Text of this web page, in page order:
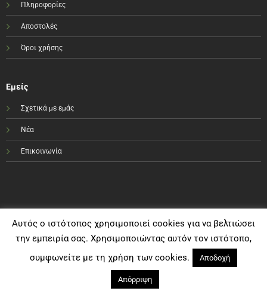
Πληροφορίες
Αποστολές
Όροι χρήσης
Εμείς
Σχετικά με εμάς
Νέα
Επικοινωνία
PayPal MasterCard
Αυτός ο ιστότοπος χρησιμοποιεί cookies για να βελτιώσει
την εμπειρία σας. Χρησιμοποιώντας αυτόν τον ιστότοπο,
συμφωνείτε με τη χρήση των cookies.
Αποδοχή
Απόρριψη